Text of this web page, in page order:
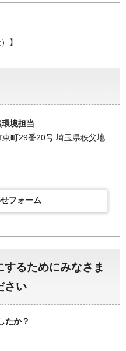
】
環境担当
町29番20号 埼玉県秩父地
フォーム
るためにみなさま
さい
たか？